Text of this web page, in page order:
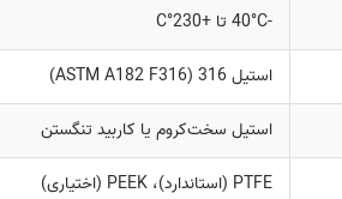
-40°C تا +230°C
استیل 316 (ASTM A182 F316)
استیل سخت‌کروم یا کاربید تنگستن
PTFE (استاندارد)، PEEK (اختیاری)